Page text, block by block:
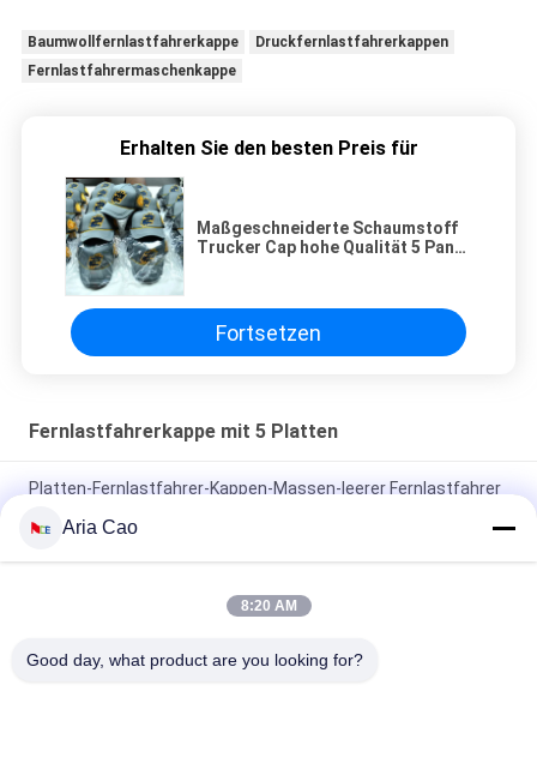
Baumwollfernlastfahrerkappe
Druckfernlastfahrerkappen
Fernlastfahrermaschenkappe
Erhalten Sie den besten Preis für
Maßgeschneiderte Schaumstoff
Trucker Cap hohe Qualität 5 Panel
Fortsetzen
Fernlastfahrerkappe mit 5 Platten
Platten-Fernlastfahrer-Kappen-Massen-leerer Fernlastfahrer
Platten-Fernlastfahrer-Kappe Sport im Freien Tyle 5/flache
Kappen Eco Hip Hops freundlich
justierbaren Gorras Mesh Blank Visor Hat des Rand-5
Aria Cao
8:20 AM
Good day, what product are you looking for?